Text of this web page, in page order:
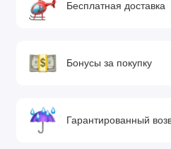
Бесплатная доставка
Бонусы за покупку
Гарантированный